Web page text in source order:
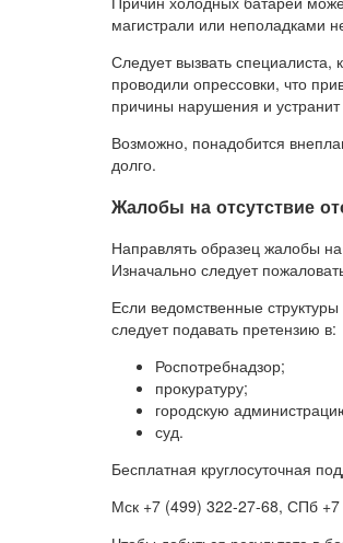
магистрали или неполадками
Следует вызвать
проводили опрессовки, что
причины нарушения и устранит
Возможно, понадобится
долго.
Жалобы на отсутствие
Направлять образец жалобы
Изначально следует
Если ведомственные
следует подавать претензию в:
Роспотребнадзор;
прокуратуру;
городскую
суд.
Бесплатная круглосуточная
Мск +7 (499) 322-27-68, СПб +7